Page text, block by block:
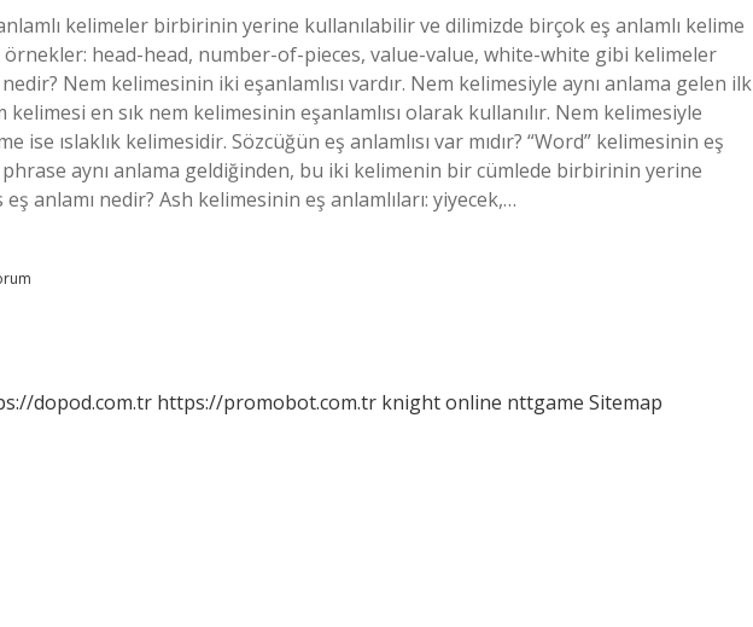
kelimeler birbirinin yerine kullanılabilir ve dilimizde birçok eş anlamlı kelime
örnekler: head-head, number-of-pieces, value-value, white-white gibi kelimeler
Nem kelimesinin iki eşanlamlısı vardır. Nem kelimesiyle aynı anlama gelen ilk
en sık nem kelimesinin eşanlamlısı olarak kullanılır. Nem kelimesiyle
ise ıslaklık kelimesidir. Sözcüğün eş anlamlısı var mıdır? “Word” kelimesinin eş
phrase aynı anlama geldiğinden, bu iki kelimenin bir cümlede birbirinin yerine
anlamı nedir? Ash kelimesinin eş anlamlıları: yiyecek,…
dopod.com.tr https://promobot.com.tr knight online nttgame Sitemap